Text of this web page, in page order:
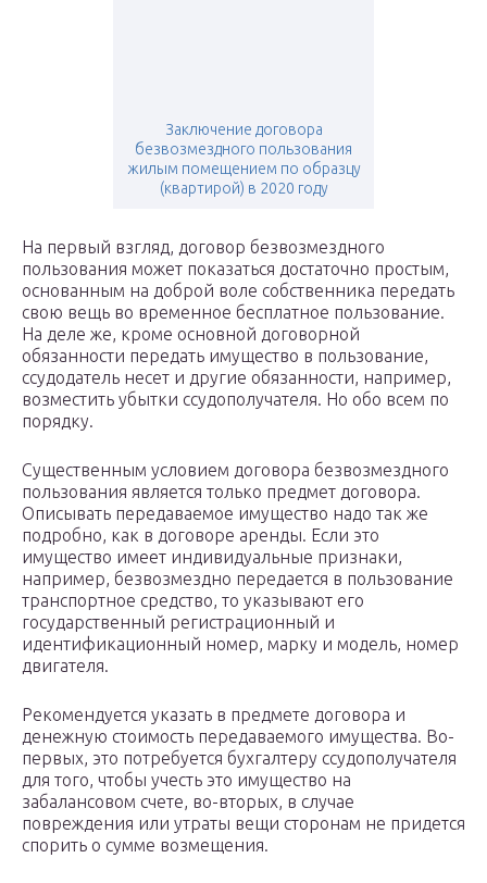
Заключение договора
безвозмездного пользования
жилым помещением по образцу
(квартирой) в 2020 году
На первый взгляд, договор безвозмездного
пользования может показаться достаточно простым,
основанным на доброй воле собственника передать
свою вещь во временное бесплатное пользование.
На деле же, кроме основной договорной
обязанности передать имущество в пользование,
ссудодатель несет и другие обязанности, например,
возместить убытки ссудополучателя. Но обо всем по
порядку.
Существенным условием договора безвозмездного
пользования является только предмет договора.
Описывать передаваемое имущество надо так же
подробно, как в договоре аренды. Если это
имущество имеет индивидуальные признаки,
например, безвозмездно передается в пользование
транспортное средство, то указывают его
государственный регистрационный и
идентификационный номер, марку и модель, номер
двигателя.
Рекомендуется указать в предмете договора и
денежную стоимость передаваемого имущества. Во-
первых, это потребуется бухгалтеру ссудополучателя
для того, чтобы учесть это имущество на
забалансовом счете, во-вторых, в случае
повреждения или утраты вещи сторонам не придется
спорить о сумме возмещения.